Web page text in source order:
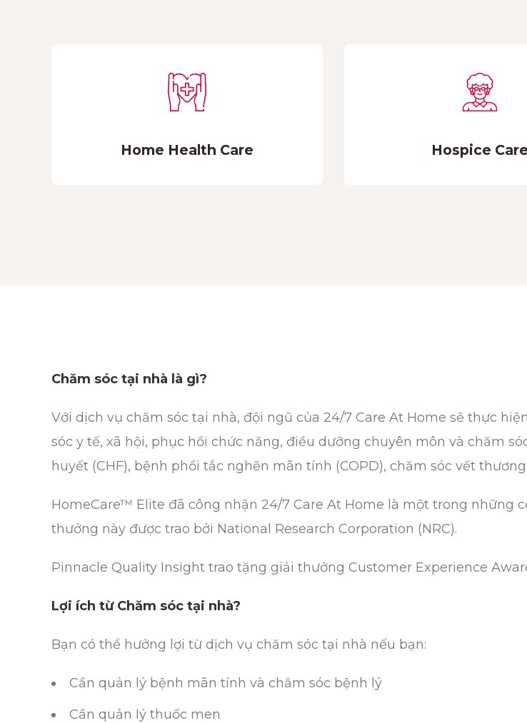
Home Health Care Hospice Care
Chăm sóc tại nhà là gì?
Với dịch vụ chăm sóc tại nhà, đội ngũ của 24/7 Care At Home sẽ thực
sóc y tế, xã hội, phục hồi chức năng, điều dưỡng chuyên môn và chăm
huyết (CHF), bệnh phổi tắc nghẽn mãn tính (COPD), chăm sóc vết
HomeCare™ Elite đã công nhận 24/7 Care At Home là một trong những
thưởng này được trao bởi National Research Corporation (NRC).
Pinnacle Quality Insight trao tặng giải thưởng Customer Experience
Lợi ích từ Chăm sóc tại nhà?
Bạn có thể hưởng lợi từ dịch vụ chăm sóc tại nhà nếu bạn:
Cần quản lý bệnh mãn tính và chăm sóc bệnh lý
Cần quản lý thuốc men